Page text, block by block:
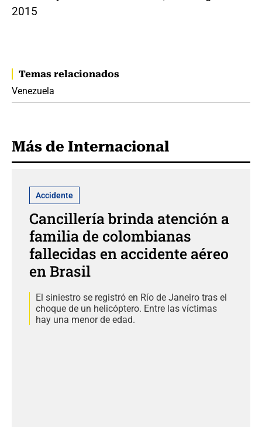
2015
Temas relacionados
Venezuela
Más de Internacional
Accidente
Cancillería brinda atención a
familia de colombianas
fallecidas en accidente aéreo
en Brasil
El siniestro se registró en Río de Janeiro tras el
choque de un helicóptero. Entre las víctimas
hay una menor de edad.